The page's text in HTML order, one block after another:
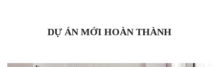
trang trí tườngĐặc trưng cửa mái […]
DỰ ÁN MỚI HOÀN THÀNH